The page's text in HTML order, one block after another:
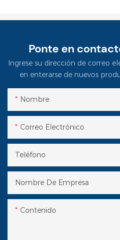
Ponte en
Ingrese su dirección de correo
en enterarse de nuevos
Nombre
Correo Electrónico
Teléfono
Nombre De Empresa
Contenido